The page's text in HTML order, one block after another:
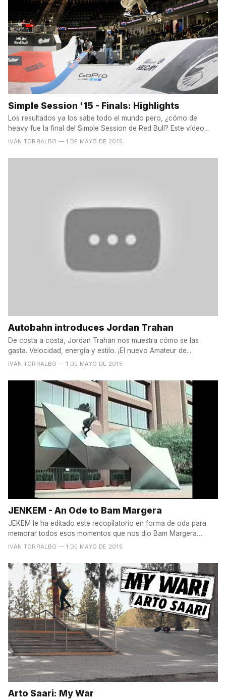
Simple Session '15 - Finals: Highlights
Los resultados ya los sabe todo el mundo pero, ¿cómo de
heavy fue la final del Simple Session de Red Bull? Este vídeo...
IVÁN TORRALBO — 1 DE MAYO DE 2015
Autobahn introduces Jordan Trahan
De costa a costa, Jordan Trahan nos muestra cómo se las
gasta. Velocidad, energía y estilo. ¡El nuevo Amateur de...
IVÁN TORRALBO — 1 DE MAYO DE 2015
JENKEM - An Ode to Bam Margera
JEKEM le ha editado este recopilatorio en forma de oda para
memorar todos esos momentos que nos dio Bam Margera
antes...
IVÁN TORRALBO — 1 DE MAYO DE 2015
Arto Saari: My War